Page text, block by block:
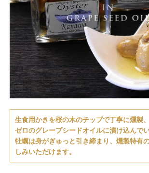
生食用かきを桜の木のチップで丁寧に燻製
ゼロのグレープシードオイルに漬け込んで
牡蠣は身がぎゅっと引き締まり、燻製特有
しみいただけます。